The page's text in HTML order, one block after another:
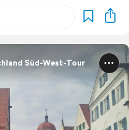
Süd-West-Tour